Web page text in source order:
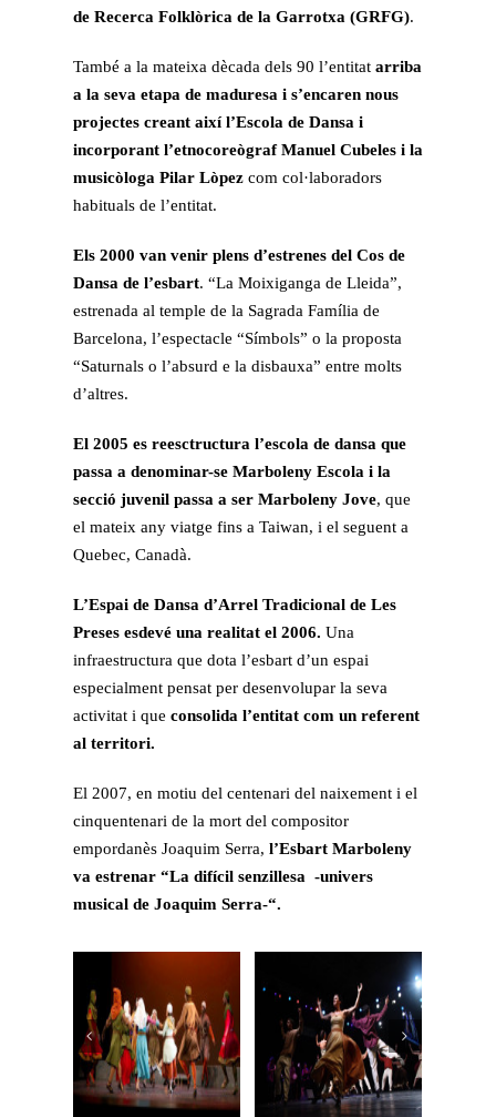
de Recerca Folklòrica de la Garrotxa (GRFG).
També a la mateixa dècada dels 90 l’entitat arriba
a la seva etapa de maduresa i s’encaren nous
projectes creant així l’Escola de Dansa i
incorporant l’etnocoreògraf Manuel Cubeles i la
musicòloga Pilar Lòpezcom col·laboradors
habituals de l’entitat.
Els 2000 van venir plens d’estrenes del Cos de
Dansa de l’esbart. “La Moixiganga de Lleida”,
estrenada al temple de la Sagrada Família de
Barcelona, l’espectacle “Símbols” o la proposta
“Saturnals o l’absurd e la disbauxa” entre molts
d’altres.
El 2005 es reesctructura l’escola de dansa que
passa a denominar-se Marboleny Escola i la
secció juvenil passa a ser Marboleny Jove, que
el mateix any viatge fins a Taiwan, i el seguent a
Quebec, Canadà.
L’Espai de Dansa d’Arrel Tradicional de Les
Preses esdevé una realitat el 2006. Una
infraestructura que dota l’esbart d’un espai
especialment pensat per desenvolupar la seva
activitat i que consolida l’entitat com un referent
al territori.
El 2007, en motiu del centenari del naixement i el
cinquentenari de la mort del compositor
empordanès Joaquim Serra, l’Esbart Marboleny
va estrenar “La difícil senzillesa -univers
musical de Joaquim Serra-“.